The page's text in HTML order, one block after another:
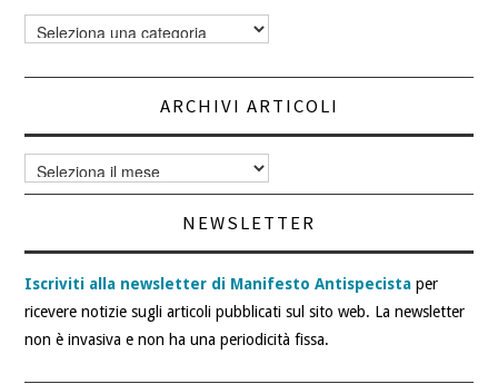
Categorie
articoli
ARCHIVI ARTICOLI
Archivi
articoli
NEWSLETTER
Iscriviti alla newsletter di Manifesto Antispecista per
ricevere notizie sugli articoli pubblicati sul sito web. La newsletter
non è invasiva e non ha una periodicità fissa.